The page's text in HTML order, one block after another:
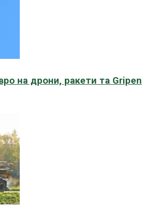
на дрони, ракети та Gripen